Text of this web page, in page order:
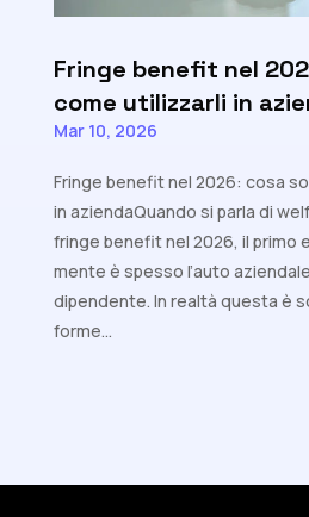
Fringe benefit nel
come utilizzarli in
Mar 10, 2026
Fringe benefit nel 2026: cosa
in aziendaQuando si parla di
fringe benefit nel 2026, il primo
mente è spesso l’auto
dipendente. In realtà questa è
forme...